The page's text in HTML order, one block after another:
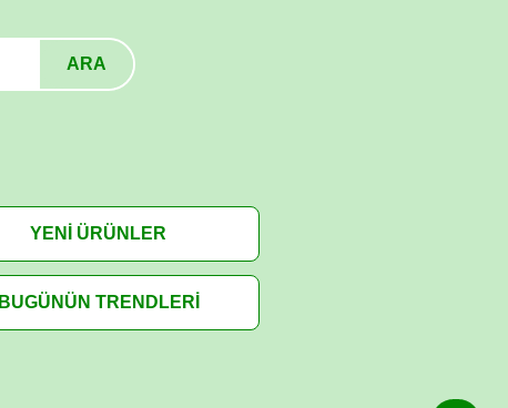
ARA
YENİ ÜRÜNLER
BUGÜNÜN TRENDLERİ